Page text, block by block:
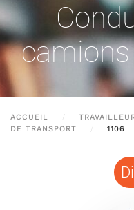
ACCUEIL
DE TRANSPORT
1106